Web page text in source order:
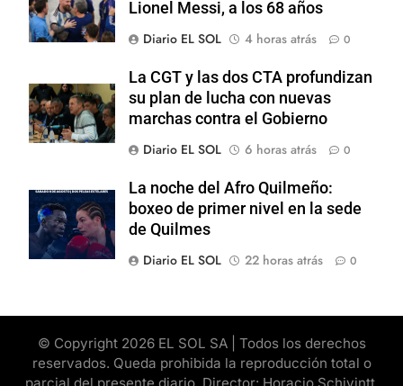
Lionel Messi, a los 68 años
Diario EL SOL
4 horas atrás 0
La CGT y las dos CTA profundizan
su plan de lucha con nuevas
marchas contra el Gobierno
Diario EL SOL
6 horas atrás 0
La noche del Afro Quilmeño:
boxeo de primer nivel en la sede
de Quilmes
Diario EL SOL
22 horas atrás 0
© Copyright 2026 EL SOL SA | Todos los derechos
reservados. Queda prohibida la reproducción total o